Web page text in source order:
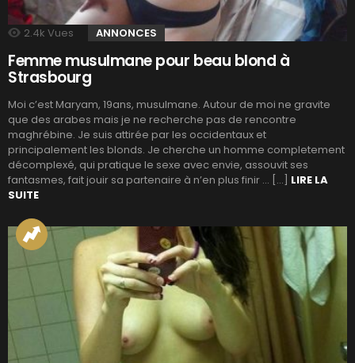
2.4k Vues ANNONCES
Femme musulmane pour beau blond à
Strasbourg
Moi c’est Maryam, 19ans, musulmane. Autour de moi ne gravite
que des arabes mais je ne recherche pas de rencontre
maghrébine. Je suis attirée par les occidentaux et
principalement les blonds. Je cherche un homme completement
décomplexé, qui pratique le sexe avec envie, assouvit ses
fantasmes, fait jouir sa partenaire à n’en plus finir … […] LIRE LA
SUITE